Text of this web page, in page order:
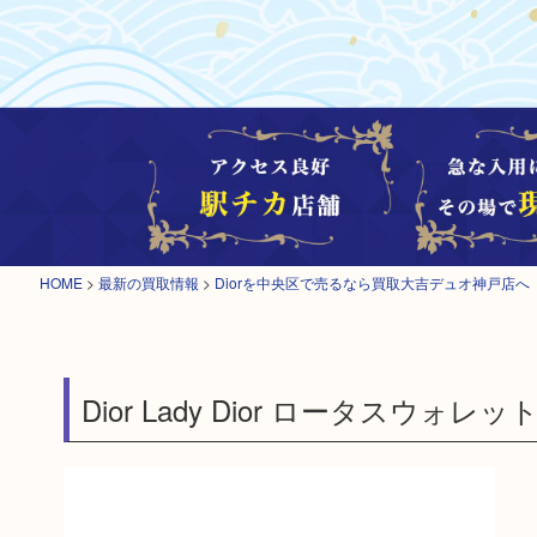
HOME > 最新の買取情報 > Diorを中央区で売るなら買取大吉デュオ神戸店へ
Dior Lady Dior ロータスウォレッ